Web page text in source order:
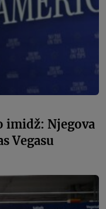
imidž: Njegova
Vegasu